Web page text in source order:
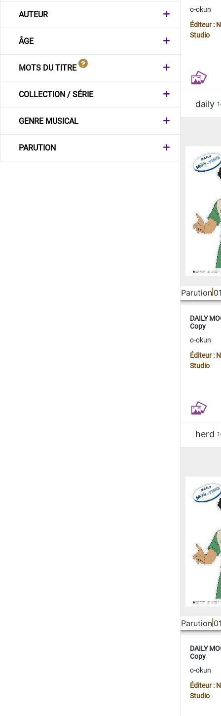
AUTEUR
ÂGE
MOTS DU TITRE
COLLECTION / SÉRIE
GENRE MUSICAL
PARUTION
o-okun
Éditeur :
Studio
daily
Parution
DAILY
Copy
o-okun
Éditeur :
Studio
herd
Parution
DAILY
Copy
o-okun
Éditeur :
Studio